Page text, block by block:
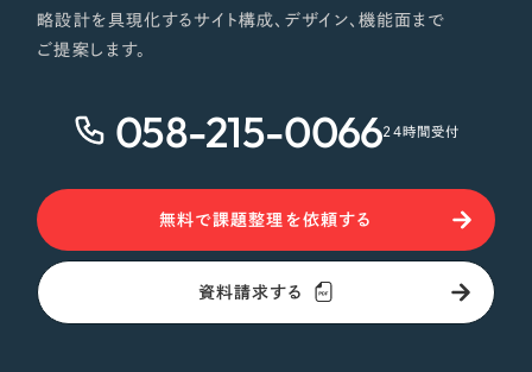
略設計を具現化するサイト構成、デザイン、機能面まで
ご提案します。
058-215-006624時間受付
無料で課題整理を依頼する
資料請求する